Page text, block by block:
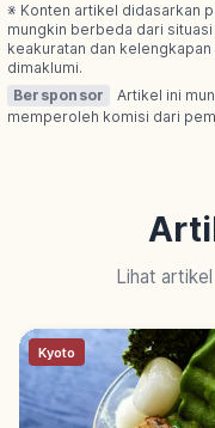
※ Konten artikel didasarkan
mungkin berbeda dari
keakuratan dan
dimaklumi.
Bersponsor
Artikel ini
memperoleh komisi dari
Lihat
Kyoto